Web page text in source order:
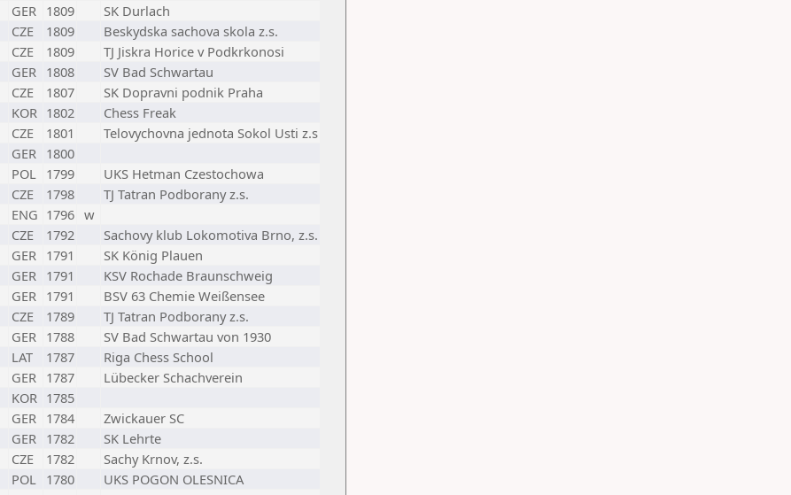
GER 1809
SK Durlach
CZE 1809
Beskydska sachova skola z.s.
CZE 1809
TJ Jiskra Horice v Podkrkonosi
GER 1808
SV Bad Schwartau
CZE 1807
SK Dopravni podnik Praha
KOR 1802
Chess Freak
CZE 1801
Telovychovna jednota Sokol Usti z.s
GER 1800
POL 1799
UKS Hetman Czestochowa
CZE 1798
TJ Tatran Podborany z.s.
ENG 1796 w
CZE 1792
Sachovy klub Lokomotiva Brno, z.s.
GER 1791
SK König Plauen
GER 1791
KSV Rochade Braunschweig
GER 1791
BSV 63 Chemie Weißensee
CZE 1789
TJ Tatran Podborany z.s.
GER 1788
SV Bad Schwartau von 1930
LAT 1787
Riga Chess School
GER 1787
Lübecker Schachverein
KOR 1785
GER 1784
Zwickauer SC
GER 1782
SK Lehrte
CZE 1782
Sachy Krnov, z.s.
POL 1780
UKS POGON OLESNICA